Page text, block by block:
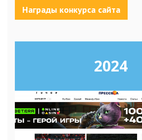
Награды конкурса сайта
2024